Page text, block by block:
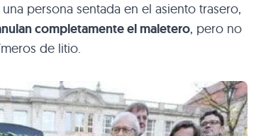
persona sentada en el asiento trasero,
completamente el maletero, pero no
de litio.